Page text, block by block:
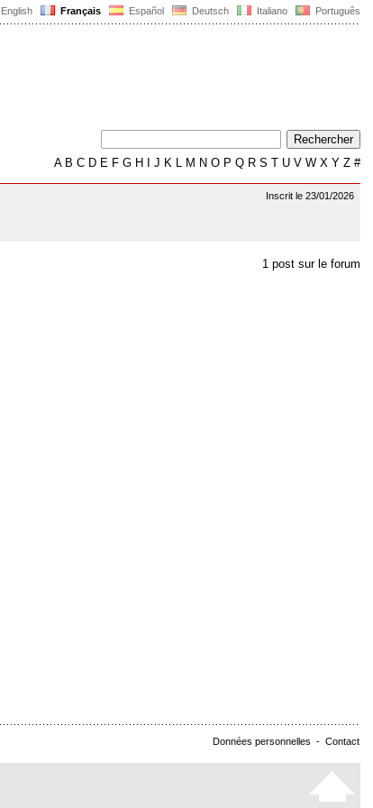
English Français Español Deutsch Italiano Português
AB C D E F G H J K L M N O P Q R S T U V W X Y Z #
Inscrit le 23/01/2026
1 post sur le forum
Données personnelles - Contact